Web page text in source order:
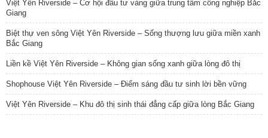
Việt Yên Riverside – Cơ hội đầu tư vàng giữa trung tâm công nghiệp Bắc
Giang
Biệt thự ven sông Việt Yên Riverside – Sống thượng lưu giữa miền xanh
Bắc Giang
Liền kề Việt Yên Riverside – Không gian sống xanh giữa lòng đô thị
Shophouse Việt Yên Riverside – Điểm sáng đầu tư sinh lời bền vững
Việt Yên Riverside – Khu đô thị sinh thái đẳng cấp giữa lòng Bắc Giang